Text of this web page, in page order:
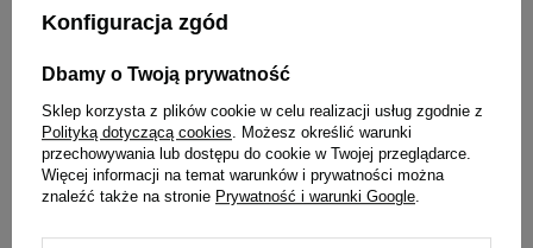
jagnięcinę puszka 400 g EDYCJA
Cena regularna:7,99 zł -25%
5,99 zł
Najniższa cena produktu w okresie
30 dni przed wprowadzeniem
obniżki:5,49 zł
14,98 zł / kg
- +
4,11 zł 41,10 zł / kg
- +
Konfiguracja zgód
Dbamy o Twoją prywatność
Sklep korzysta z plików cookie w celu realizacji usług zgodnie z
Polityką dotyczącą cookies. Możesz określić warunki
przechowywania lub dostępu do cookie w Twojej przeglądarce.
Więcej informacji na temat warunków i prywatności można
znaleźć także na stronie Prywatność i warunki Google.